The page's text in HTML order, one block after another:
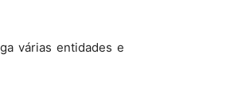
várias entidades e